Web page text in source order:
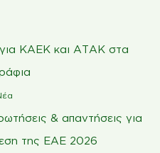
ΚΑΕΚ και ΑΤΑΚ στα
& απαντήσεις για
της ΕΑΕ 2026